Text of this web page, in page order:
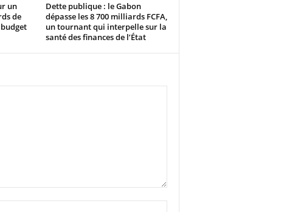
un
de
Dette publique : le Gabon
dépasse les 8 700 milliards FCFA,
un tournant qui interpelle sur la
santé des finances de l’État